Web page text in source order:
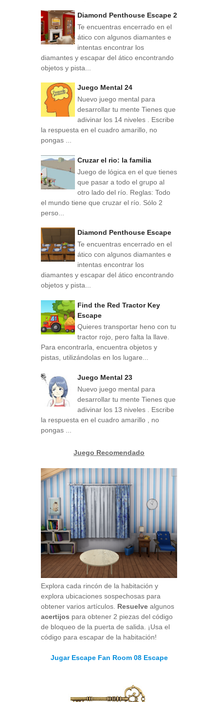
Diamond Penthouse Escape 2
Te encuentras encerrado en el
ático con algunos diamantes e
intentas encontrar los
diamantes y escapar del ático encontrando
objetos y pista...
Juego Mental 24
Nuevo juego mental para
desarrollar tu mente Tienes que
adivinar los 14 niveles . Escribe
la respuesta en el cuadro amarillo, no
pongas ...
Cruzar el rio: la familia
Juego de lógica en el que tienes
que pasar a todo el grupo al
otro lado del río. Reglas: Todo
el mundo tiene que cruzar el río. Sólo 2
perso...
Diamond Penthouse Escape
Te encuentras encerrado en el
ático con algunos diamantes e
intentas encontrar los
diamantes y escapar del ático encontrando
objetos y pista...
Find the Red Tractor Key
Escape
Quieres transportar heno con tu
tractor rojo, pero falta la llave.
Para encontrarla, encuentra objetos y
pistas, utilizándolas en los lugare...
Juego Mental 23
Nuevo juego mental para
desarrollar tu mente Tienes que
adivinar los 13 niveles . Escribe
la respuesta en el cuadro amarillo , no
pongas ...
Juego Recomendado
Explora cada rincón de la habitación y
explora ubicaciones sospechosas para
obtener varios artículos. Resuelve algunos
acertijos para obtener 2 piezas del código
de bloqueo de la puerta de salida. ¡Usa el
código para escapar de la habitación!
Jugar Escape Fan Room 08 Escape